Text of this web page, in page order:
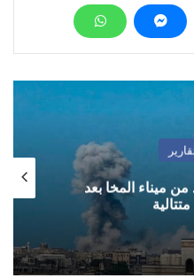
ميناء المخا بعد